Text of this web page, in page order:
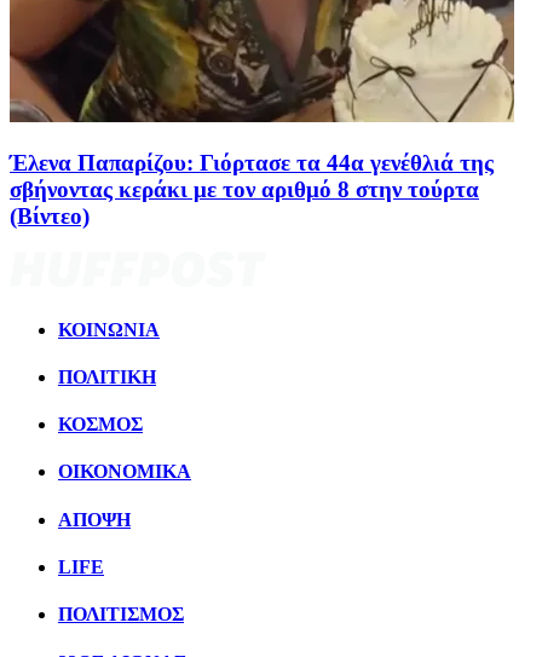
Έλενα Παπαρίζου: Γιόρτασε τα 44α γενέθλιά της
σβήνοντας κεράκι με τον αριθμό 8 στην τούρτα
(Βίντεο)
ΚΟΙΝΩΝΙΑ
ΠΟΛΙΤΙΚΗ
ΚΟΣΜΟΣ
ΟΙΚΟΝΟΜΙΚΑ
ΑΠΟΨΗ
LIFE
ΠΟΛΙΤIΣΜΟΣ